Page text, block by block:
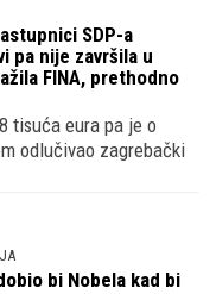
SDP-a
pa nije završila u
FINA, prethodno
tisuća eura pa je o
odlučivao zagrebački
bi Nobela kad bi